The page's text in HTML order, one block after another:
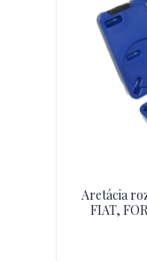
Aretácia
FIAT,